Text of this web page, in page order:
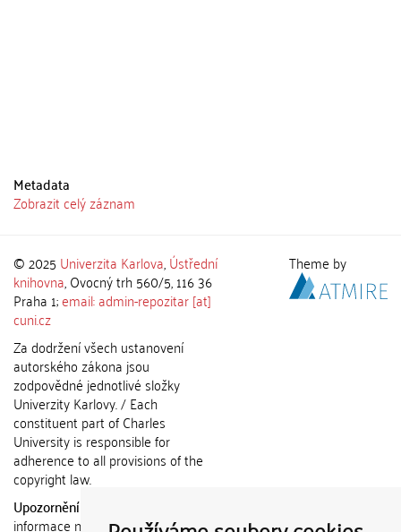
Metadata
Zobrazit celý záznam
© 2025 Univerzita Karlova,Ústřední
knihovna, Ovocný trh 560/5, 116 36
Praha 1;email: admin-repozitar [at]
cuni.cz
Za dodržení všech ustanovení
autorského zákona jsou
zodpovědné jednotlivé složky
Univerzity Karlovy. / Each
constituent part of Charles
University is responsible for
adherence to all provisions of the
copyright law.
Upozornění / Notice:
informace nemohou být použity k
Theme by